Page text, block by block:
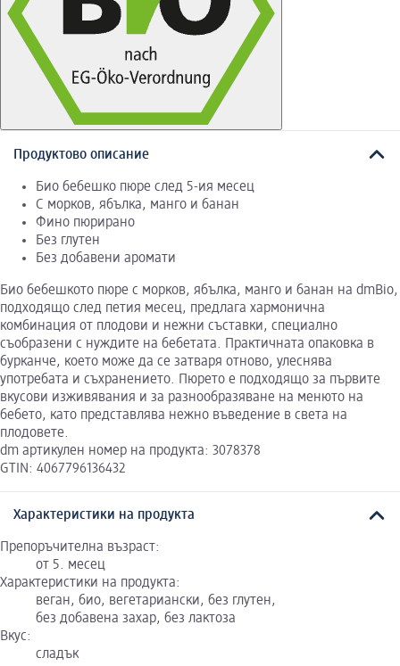
Продуктово описание
Био бебешко пюре след 5-ия месец
С морков, ябълка, манго и банан
Фино пюрирано
Без глутен
Без добавени аромати
Био бебешкото пюре с морков, ябълка, манго и банан на dmBio,
подходящо след петия месец, предлага хармонична
комбинация от плодови и нежни съставки, специално
съобразени с нуждите на бебетата. Практичната опаковка в
бурканче, което може да се затваря отново, улеснява
употребата и съхранението. Пюрето е подходящо за първите
вкусови изживявания и за разнообразяване на менюто на
бебето, като представлява нежно въведение в света на
плодовете.
dm артикулен номер на продукта: 3078378
GTIN: 4067796136432
Характеристики на продукта
Препоръчителна възраст:
от 5. месец
Характеристики на продукта:
веган, био, вегетариански, без глутен,
без добавена захар, без лактоза
Вкус:
сладък